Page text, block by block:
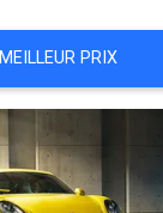
MEILLEUR PRIX